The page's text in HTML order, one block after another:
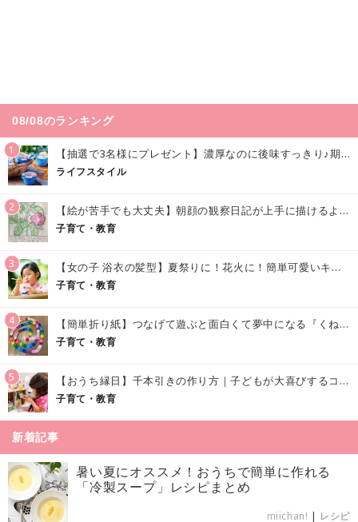
08/08のランキング
1 【抽選で3名様にプレゼント】濃厚なのに後味すっきり♪期間限定の「メイトーのなめらかプリン カルピス®入りソース」で夏を味わおう！
ライフスタイル
2 【絵が苦手でも大丈夫】朝顔の観察日記が上手に描けるようになる方法｜イラスト付き
子育て・教育
3 【女の子 浴衣の髪型】夏祭りに！花火に！簡単可愛いキッズの浴衣ヘアアレンジまとめ
子育て・教育
4 【簡単折り紙】つなげて遊ぶと面白くて夢中になる『くねくねへびさんの作り方』
子育て・教育
5 【おうち縁日】千本引きの作り方｜子どもが大喜びするコツやアイデア♪
子育て・教育
新着記事
暑い夏にオススメ！おうちで簡単に作れる
「冷製スープ」レシピまとめ
miichan! | レシピ